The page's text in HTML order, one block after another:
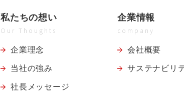
私たちの想い
Our Thoughts
企業理念
当社の強み
社長メッセージ
企業情報
company
会社概要
サステナビリ